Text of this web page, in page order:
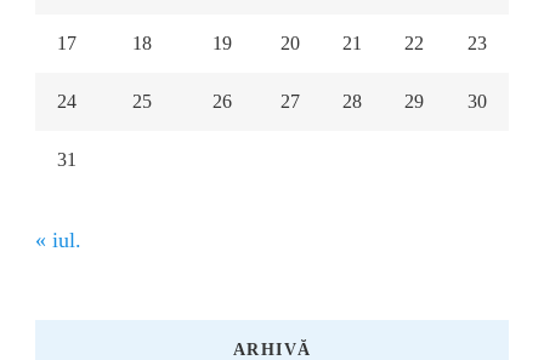
17 18 19 20 21 22 23
24 25 26 27 28 29 30
31
« iul.
ARHIVĂ